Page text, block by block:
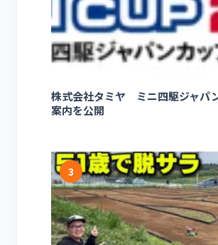
株式会社タミヤ ミニ四駆ジャパ
案内を公開
3